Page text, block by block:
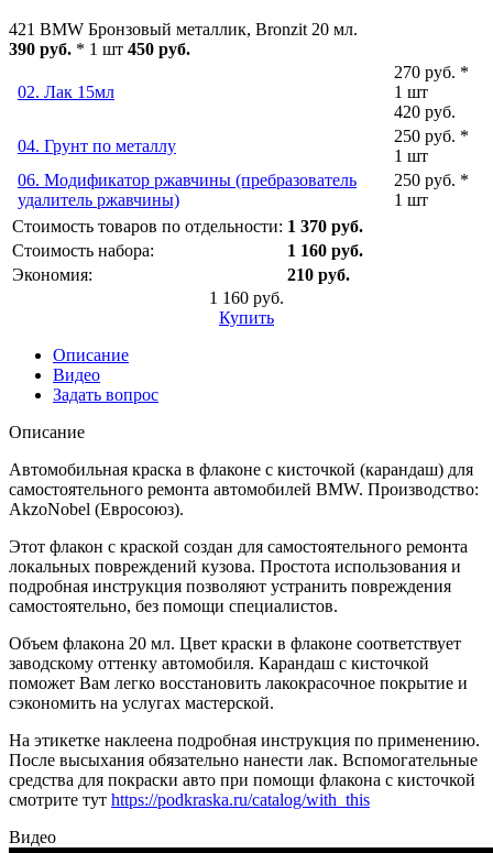
421 BMW Бронзовый металлик, Bronzit 20 мл.
390 руб. * 1 шт 450 руб.
02. Лак 15мл
270 руб. *
1 шт
420 руб.
04. Грунт по металлу
250 руб. *
1 шт
06. Модификатор ржавчины (пребразователь
удалитель ржавчины)
250 руб. *
1 шт
Стоимость товаров по отдельности: 1 370 руб.
Стоимость набора:
1 160 руб.
Экономия:
210 руб.
1 160 руб.
Купить
Описание
Видео
Задать вопрос
Описание
Автомобильная краска в флаконе с кисточкой (карандаш) для
самостоятельного ремонта автомобилей BMW. Производство:
AkzoNobel (Евросоюз).
Этот флакон с краской создан для самостоятельного ремонта
локальных повреждений кузова. Простота использования и
подробная инструкция позволяют устранить повреждения
самостоятельно, без помощи специалистов.
Объем флакона 20 мл. Цвет краски в флаконе соответствует
заводскому оттенку автомобиля. Карандаш с кисточкой
поможет Вам легко восстановить лакокрасочное покрытие и
сэкономить на услугах мастерской.
На этикетке наклеена подробная инструкция по применению.
После высыхания обязательно нанести лак. Вспомогательные
средства для покраски авто при помощи флакона с кисточкой
смотрите тут https://podkraska.ru/catalog/with_this
Видео